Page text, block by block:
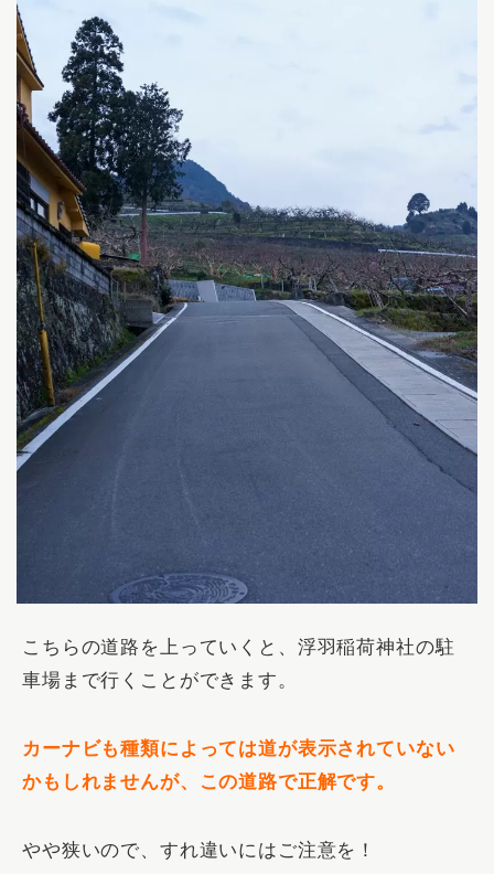
こちらの道路を上っていくと、浮羽稲荷神社の駐
車場まで行くことができます。
カーナビも種類によっては道が表示されていない
かもしれませんが、この道路で正解です。
やや狭いので、すれ違いにはご注意を！